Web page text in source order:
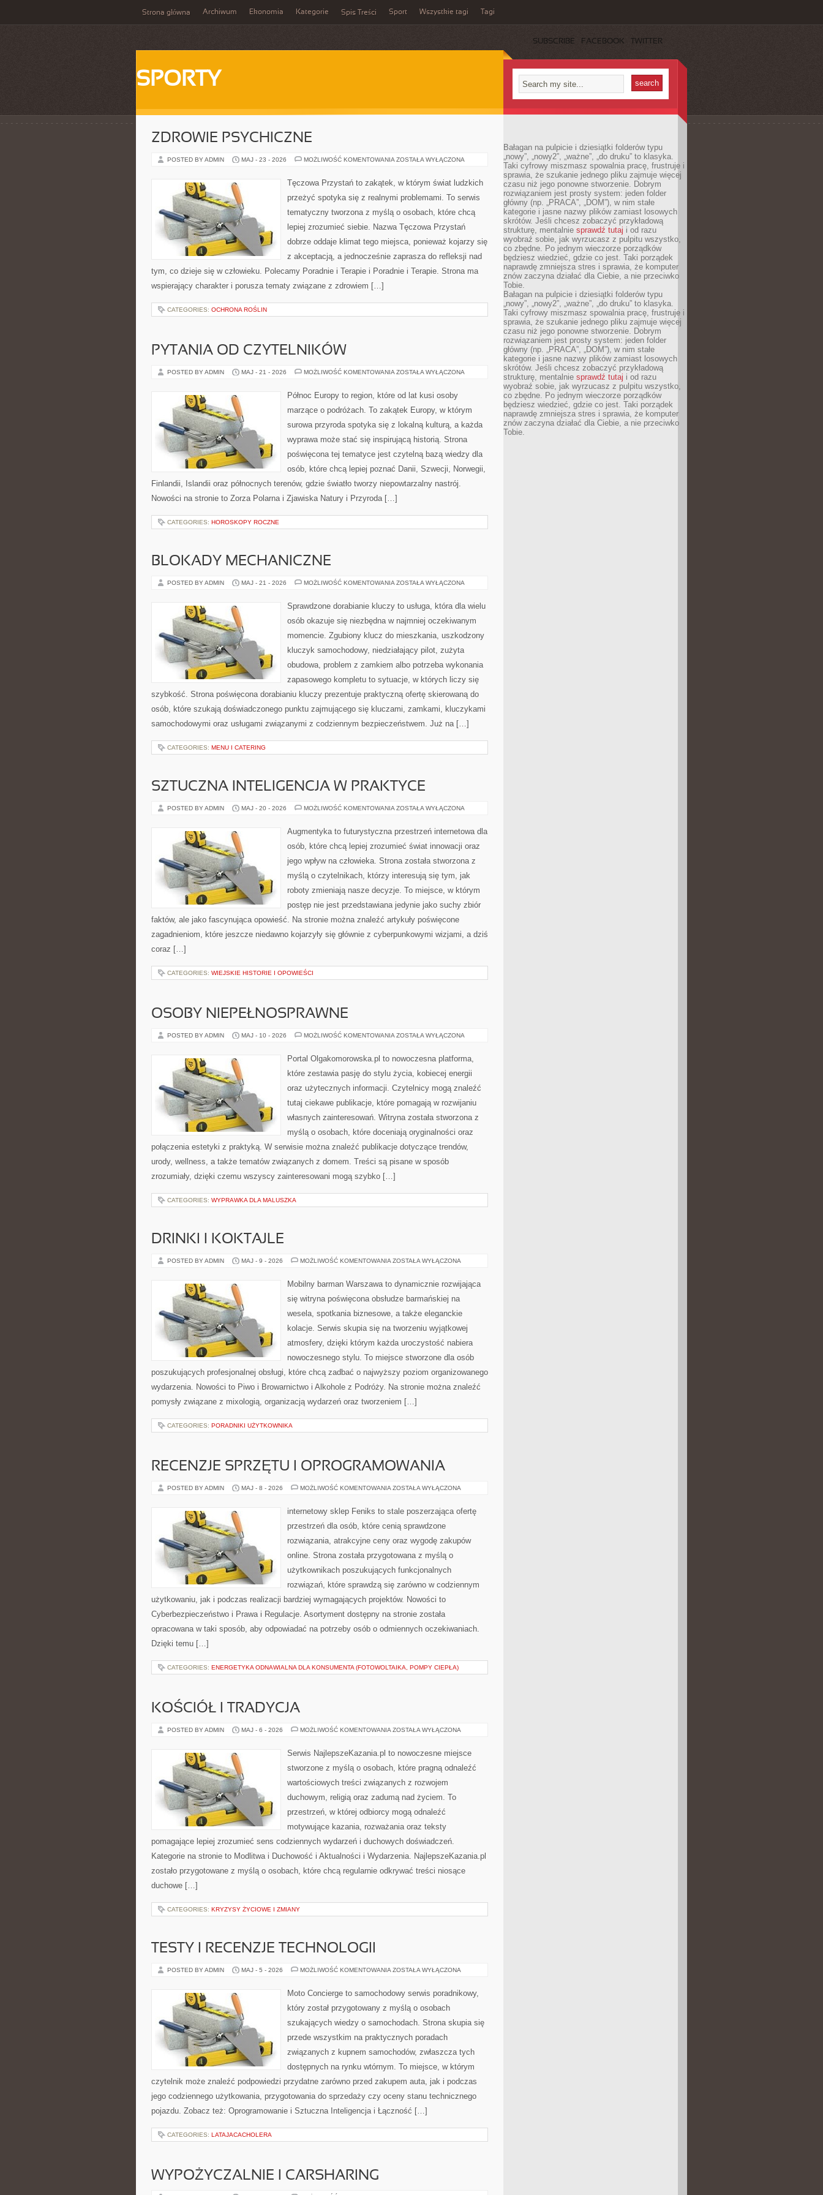
Strona główna Archiwum Ekonomia Kategorie Spis Treści Sport Wszystkie tagi Tagi
SUBSCRIBE FACEBOOK TWITTER
SPORTY
ZDROWIE PSYCHICZNE
POSTED BY ADMIN MAJ - 23 - 2026 MOŻLIWOŚĆ KOMENTOWANIA ZDROWIE
ZOSTAŁA WYŁĄCZONA
Tęczowa Przystań to zakątek, w którym świat ludzkich
przeżyć spotyka się z realnymi problemami. To serwis
tematyczny tworzona z myślą o osobach, które chcą
lepiej zrozumieć siebie. Nazwa Tęczowa Przystań
dobrze oddaje klimat tego miejsca, ponieważ kojarzy się
z akceptacją, a jednocześnie zaprasza do refleksji nad
tym, co dzieje się w człowieku. Polecamy Poradnie i Terapie i Poradnie i Terapie. Strona ma
wspierający charakter i porusza tematy związane z zdrowiem […]
CATEGORIES: OCHRONA ROŚLIN
PYTANIA OD CZYTELNIKÓW
POSTED BY ADMIN MAJ - 21 - 2026 MOŻLIWOŚĆ KOMENTOWANIA PYTANIA
ZOSTAŁA WYŁĄCZONA
Północ Europy to region, które od lat kusi osoby
marzące o podróżach. To zakątek Europy, w którym
surowa przyroda spotyka się z lokalną kulturą, a każda
wyprawa może stać się inspirującą historią. Strona
poświęcona tej tematyce jest czytelną bazą wiedzy dla
osób, które chcą lepiej poznać Danii, Szwecji, Norwegii,
Finlandii, Islandii oraz północnych terenów, gdzie światło tworzy niepowtarzalny nastrój.
Nowości na stronie to Zorza Polarna i Zjawiska Natury i Przyroda […]
CATEGORIES: HOROSKOPY ROCZNE
BLOKADY MECHANICZNE
POSTED BY ADMIN MAJ - 21 - 2026 MOŻLIWOŚĆ KOMENTOWANIA BLOKADY
ZOSTAŁA WYŁĄCZONA
Sprawdzone dorabianie kluczy to usługa, która dla wielu
osób okazuje się niezbędna w najmniej oczekiwanym
momencie. Zgubiony klucz do mieszkania, uszkodzony
kluczyk samochodowy, niedziałający pilot, zużyta
obudowa, problem z zamkiem albo potrzeba wykonania
zapasowego kompletu to sytuacje, w których liczy się
szybkość. Strona poświęcona dorabianiu kluczy prezentuje praktyczną ofertę skierowaną do
osób, które szukają doświadczonego punktu zajmującego się kluczami, zamkami, kluczykami
samochodowymi oraz usługami związanymi z codziennym bezpieczeństwem. Już na […]
CATEGORIES: MENU I CATERING
SZTUCZNA INTELIGENCJA W PRAKTYCE
POSTED BY ADMIN MAJ - 20 - 2026 MOŻLIWOŚĆ KOMENTOWANIA SZTUCZNA
PRAKTYCE
ZOSTAŁA WYŁĄCZONA
Augmentyka to futurystyczna przestrzeń internetowa dla
osób, które chcą lepiej zrozumieć świat innowacji oraz
jego wpływ na człowieka. Strona została stworzona z
myślą o czytelnikach, którzy interesują się tym, jak
roboty zmieniają nasze decyzje. To miejsce, w którym
postęp nie jest przedstawiana jedynie jako suchy zbiór
faktów, ale jako fascynująca opowieść. Na stronie można znaleźć artykuły poświęcone
zagadnieniom, które jeszcze niedawno kojarzyły się głównie z cyberpunkowymi wizjami, a dziś
coraz […]
CATEGORIES: WIEJSKIE HISTORIE I OPOWIEŚCI
OSOBY NIEPEŁNOSPRAWNE
POSTED BY ADMIN MAJ - 10 - 2026 MOŻLIWOŚĆ KOMENTOWANIA OSOBY
ZOSTAŁA WYŁĄCZONA
Portal Olgakomorowska.pl to nowoczesna platforma,
które zestawia pasję do stylu życia, kobiecej energii
oraz użytecznych informacji. Czytelnicy mogą znaleźć
tutaj ciekawe publikacje, które pomagają w rozwijaniu
własnych zainteresowań. Witryna została stworzona z
myślą o osobach, które doceniają oryginalności oraz
połączenia estetyki z praktyką. W serwisie można znaleźć publikacje dotyczące trendów,
urody, wellness, a także tematów związanych z domem. Treści są pisane w sposób
zrozumiały, dzięki czemu wszyscy zainteresowani mogą szybko […]
CATEGORIES: WYPRAWKA DLA MALUSZKA
DRINKI I KOKTAJLE
POSTED BY ADMIN MAJ - 9 - 2026 MOŻLIWOŚĆ KOMENTOWANIA DRINKI
ZOSTAŁA WYŁĄCZONA
Mobilny barman Warszawa to dynamicznie rozwijająca
się witryna poświęcona obsłudze barmańskiej na
wesela, spotkania biznesowe, a także eleganckie
kolacje. Serwis skupia się na tworzeniu wyjątkowej
atmosfery, dzięki którym każda uroczystość nabiera
nowoczesnego stylu. To miejsce stworzone dla osób
poszukujących profesjonalnej obsługi, które chcą zadbać o najwyższy poziom organizowanego
wydarzenia. Nowości to Piwo i Browarnictwo i Alkohole z Podróży. Na stronie można znaleźć
pomysły związane z mixologią, organizacją wydarzeń oraz tworzeniem […]
CATEGORIES: PORADNIKI UŻYTKOWNIKA
RECENZJE SPRZĘTU I OPROGRAMOWANIA
POSTED BY ADMIN MAJ - 8 - 2026 MOŻLIWOŚĆ KOMENTOWANIA RECENZJE
OPROGRAMOWANIA
ZOSTAŁA WYŁĄCZONA
internetowy sklep Feniks to stale poszerzająca ofertę
przestrzeń dla osób, które cenią sprawdzone
rozwiązania, atrakcyjne ceny oraz wygodę zakupów
online. Strona została przygotowana z myślą o
użytkownikach poszukujących funkcjonalnych
rozwiązań, które sprawdzą się zarówno w codziennym
użytkowaniu, jak i podczas realizacji bardziej wymagających projektów. Nowości to
Cyberbezpieczeństwo i Prawa i Regulacje. Asortyment dostępny na stronie została
opracowana w taki sposób, aby odpowiadać na potrzeby osób o odmiennych oczekiwaniach.
Dzięki temu […]
CATEGORIES: ENERGETYKA ODNAWIALNA DLA KONSUMENTA (FOTOWOLTAIKA, POMPY CIEPŁA)
KOŚCIÓŁ I TRADYCJA
POSTED BY ADMIN MAJ - 6 - 2026 MOŻLIWOŚĆ KOMENTOWANIA KOŚCIÓŁ
ZOSTAŁA WYŁĄCZONA
Serwis NajlepszeKazania.pl to nowoczesne miejsce
stworzone z myślą o osobach, które pragną odnaleźć
wartościowych treści związanych z rozwojem
duchowym, religią oraz zadumą nad życiem. To
przestrzeń, w której odbiorcy mogą odnaleźć
motywujące kazania, rozważania oraz teksty
pomagające lepiej zrozumieć sens codziennych wydarzeń i duchowych doświadczeń.
Kategorie na stronie to Modlitwa i Duchowość i Aktualności i Wydarzenia. NajlepszeKazania.pl
zostało przygotowane z myślą o osobach, które chcą regularnie odkrywać treści niosące
duchowe […]
CATEGORIES: KRYZYSY ŻYCIOWE I ZMIANY
TESTY I RECENZJE TECHNOLOGII
POSTED BY ADMIN MAJ - 5 - 2026 MOŻLIWOŚĆ KOMENTOWANIA TESTY
TECHNOLOGII
ZOSTAŁA WYŁĄCZONA
Moto Concierge to samochodowy serwis poradnikowy,
który został przygotowany z myślą o osobach
szukających wiedzy o samochodach. Strona skupia się
przede wszystkim na praktycznych poradach
związanych z kupnem samochodów, zwłaszcza tych
dostępnych na rynku wtórnym. To miejsce, w którym
czytelnik może znaleźć podpowiedzi przydatne zarówno przed zakupem auta, jak i podczas
jego codziennego użytkowania, przygotowania do sprzedaży czy oceny stanu technicznego
pojazdu. Zobacz też: Oprogramowanie i Sztuczna Inteligencja i Łączność […]
CATEGORIES: LATAJACACHOLERA
WYPOŻYCZALNIE I CARSHARING
Bałagan na pulpicie i dziesiątki folderów typu
„nowy”, „nowy2”, „ważne”, „do druku” to klasyka.
Taki cyfrowy miszmasz spowalnia pracę, frustruje i
sprawia, że szukanie jednego pliku zajmuje więcej
czasu niż jego ponowne stworzenie. Dobrym
rozwiązaniem jest prosty system: jeden folder
główny (np. „PRACA”, „DOM”), w nim stałe
kategorie i jasne nazwy plików zamiast losowych
skrótów. Jeśli chcesz zobaczyć przykładową
strukturę, mentalnie sprawdź tutaj i od razu
wyobraź sobie, jak wyrzucasz z pulpitu wszystko,
co zbędne. Po jednym wieczorze porządków
będziesz wiedzieć, gdzie co jest. Taki porządek
naprawdę zmniejsza stres i sprawia, że komputer
znów zaczyna działać dla Ciebie, a nie przeciwko
Tobie.
Bałagan na pulpicie i dziesiątki folderów typu
„nowy”, „nowy2”, „ważne”, „do druku” to klasyka.
Taki cyfrowy miszmasz spowalnia pracę, frustruje i
sprawia, że szukanie jednego pliku zajmuje więcej
czasu niż jego ponowne stworzenie. Dobrym
rozwiązaniem jest prosty system: jeden folder
główny (np. „PRACA”, „DOM”), w nim stałe
kategorie i jasne nazwy plików zamiast losowych
skrótów. Jeśli chcesz zobaczyć przykładową
strukturę, mentalnie sprawdź tutaj i od razu
wyobraź sobie, jak wyrzucasz z pulpitu wszystko,
co zbędne. Po jednym wieczorze porządków
będziesz wiedzieć, gdzie co jest. Taki porządek
naprawdę zmniejsza stres i sprawia, że komputer
znów zaczyna działać dla Ciebie, a nie przeciwko
Tobie.